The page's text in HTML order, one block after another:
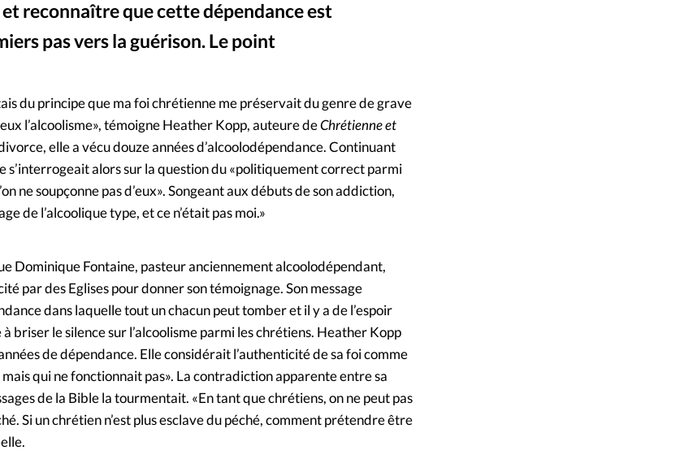
La boutique
La rédaction
Mon compte
Changemement d'adresse
Nous contacter
Emploi
reconnaître que cette dépendance est
pas vers la guérison. Le point
du principe que ma foi chrétienne me préservait du genre de grave
l’alcoolisme», témoigne Heather Kopp, auteure deChrétienne et
elle a vécu douze années d’alcoolodépendance. Continuant
s’interrogeait alors sur la question du «politiquement correct parmi
ne soupçonne pas d’eux». Songeant aux débuts de son addiction,
de l’alcoolique type, et ce n’était pas moi.»
Dominique Fontaine, pasteur anciennement alcoolodépendant,
par des Eglises pour donner son témoignage. Son message
dans laquelle tout un chacun peut tomber et il y a de l’espoir
briser le silence sur l’alcoolisme parmi les chrétiens. Heather Kopp
de dépendance. Elle considérait l’authenticité de sa foi comme
qui ne fonctionnait pas». La contradiction apparente entre sa
de la Bible la tourmentait. «En tant que chrétiens, on ne peut pas
Si un chrétien n’est plus esclave du péché, comment prétendre être